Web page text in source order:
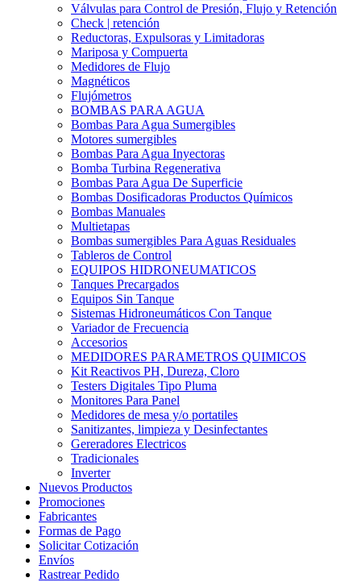
Válvulas para Control de Presión, Flujo y Retención
Check | retención
Reductoras, Expulsoras y Limitadoras
Mariposa y Compuerta
Medidores de Flujo
Magnéticos
Flujómetros
BOMBAS PARA AGUA
Bombas Para Agua Sumergibles
Motores sumergibles
Bombas Para Agua Inyectoras
Bomba Turbina Regenerativa
Bombas Para Agua De Superficie
Bombas Dosificadoras Productos Químicos
Bombas Manuales
Multietapas
Bombas sumergibles Para Aguas Residuales
Tableros de Control
EQUIPOS HIDRONEUMATICOS
Tanques Precargados
Equipos Sin Tanque
Sistemas Hidroneumáticos Con Tanque
Variador de Frecuencia
Accesorios
MEDIDORES PARAMETROS QUIMICOS
Kit Reactivos PH, Dureza, Cloro
Testers Digitales Tipo Pluma
Monitores Para Panel
Medidores de mesa y/o portatiles
Sanitizantes, limpieza y Desinfectantes
Gereradores Electricos
Tradicionales
Inverter
Nuevos Productos
Promociones
Fabricantes
Formas de Pago
Solicitar Cotización
Envíos
Rastrear Pedido